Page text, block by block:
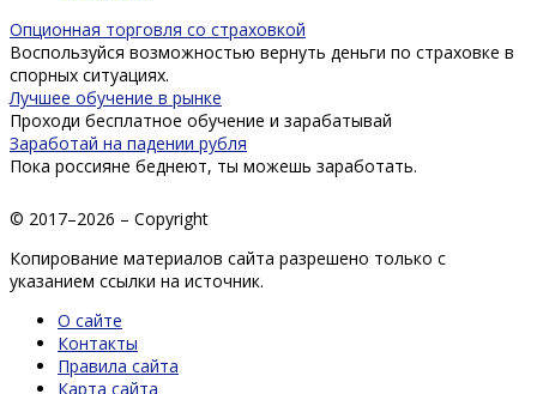
Опционная торговля со страховкой
Воспользуйся возможностью вернуть деньги по страховке в
спорных ситуациях.
Лучшее обучение в рынке
Проходи бесплатное обучение и зарабатывай
Заработай на падении рубля
Пока россияне беднеют, ты можешь заработать.
© 2017–2026 – Copyright
Копирование материалов сайта разрешено только с
указанием ссылки на источник.
О сайте
Контакты
Правила сайта
Карта сайта